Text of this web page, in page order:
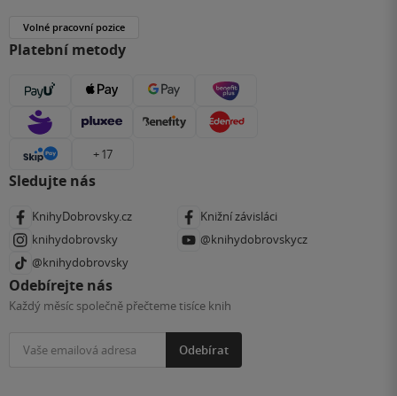
Volné pracovní pozice
Platební metody
+ 17
Sledujte nás
KnihyDobrovsky.cz
Knižní závisláci
knihydobrovsky
@knihydobrovskycz
@knihydobrovsky
Odebírejte nás
Každý měsíc společně přečteme tisíce knih
Odebírat